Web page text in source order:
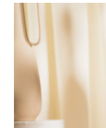
moda & ljepota